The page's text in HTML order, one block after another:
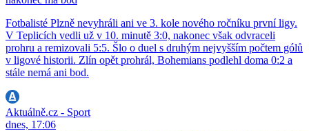
Fotbalisté Plzně nevyhráli ani ve 3. kole nového ročníku první ligy.
V Teplicích vedli už v 10. minutě 3:0, nakonec však odvraceli
prohru a remizovali 5:5. Šlo o duel s druhým nejvyšším počtem gólů
v ligové historii. Zlín opět prohrál, Bohemians podlehl doma 0:2 a
stále nemá ani bod.
Aktuálně.cz - Sport
dnes, 17:06